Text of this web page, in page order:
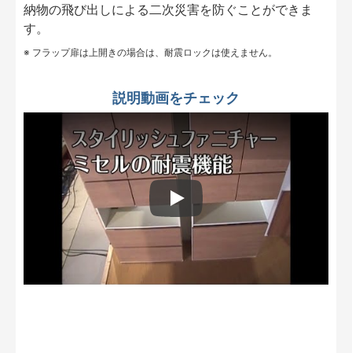
納物の飛び出しによる二次災害を防ぐことができま
す。
※ フラップ扉は上開きの場合は、耐震ロックは使えません。
説明動画をチェック
Play: Keynote (Google I/O '18)